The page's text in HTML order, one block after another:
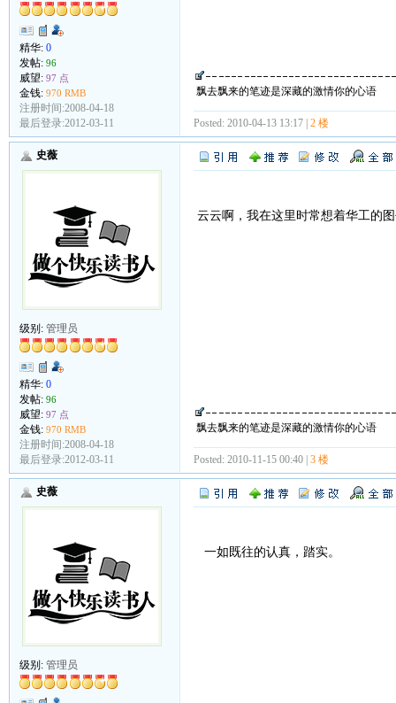
精华: 0
发帖: 96
威望: 97 点
金钱: 970 RMB
注册时间:2008-04-18
最后登录:2012-03-11
飘去飘来的笔迹是深藏的激情你的心语
Posted: 2010-04-13 13:17 | 2 楼
史薇
级别: 管理员
精华: 0
发帖: 96
威望: 97 点
金钱: 970 RMB
注册时间:2008-04-18
最后登录:2012-03-11
云云啊，我在这里时常想着华工的
飘去飘来的笔迹是深藏的激情你的心语
Posted: 2010-11-15 00:40 | 3 楼
史薇
级别: 管理员
一如既往的认真，踏实。